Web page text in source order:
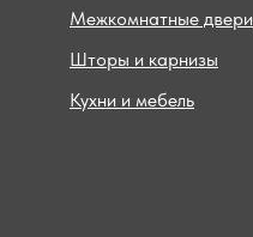
Межкомнатные двери
Шторы и карнизы
Кухни и мебель